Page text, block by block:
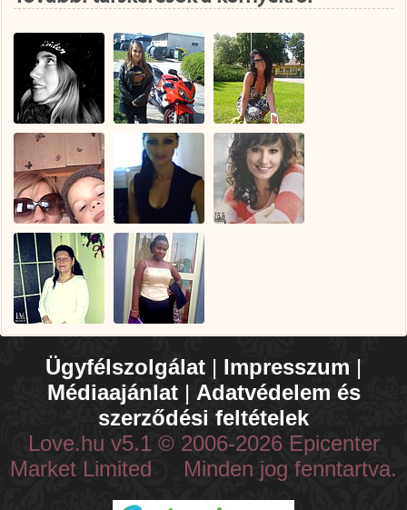
Ügyfélszolgálat | Impresszum |
Médiaajánlat| Adatvédelem és
szerződési feltételek
Love.hu v5.1 © 2006-2026 Epicenter
Market Limited Minden jog fenntartva.